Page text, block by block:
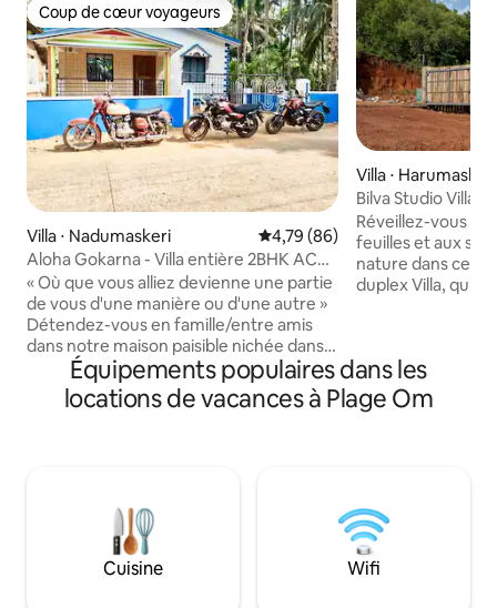
Coup de cœur voyageurs
Coup de cœur voyageurs
Villa ⋅ Nadumaskeri Évaluation moyenne sur la
4,79 (86)
Aloha Gokarna - Villa entière 2BHK AC
maison et cuisine
« Où que vous alliez devienne une partie
de vous d'une manière ou d'une autre »
Détendez-vous en famille/entre amis
dans notre maison paisible nichée dans
une végétation luxuriante avec une
charmante ambiance de village côtier à
15 minutes de Gokarna. Réveillez-vous
temps d'arrêt bien nécessaire. Équipé
d'une cuisine climatisée, d'un onduleur
(PowerBackup)et d'une connexion Wi-Fi
Internet idéale pour un travail. Situé à
Villa ⋅ Harumaskeri
Bilva Studio Villa :
|Homeyhuts
Réveillez-vous
feuilles et aux
nature dans
duplex Villa, qui
une vue
rizières, les
point de
tranquillité
Plongez dans un
ralentit et où la
Équipements populaires dans les
locations de vacances à Plage Om
Cuisine Wifi